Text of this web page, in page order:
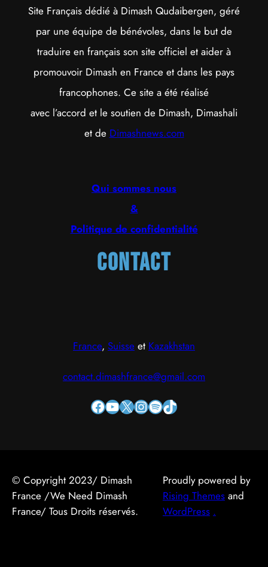
Site Français dédié à Dimash Qudaibergen, géré
par une équipe de bénévoles, dans le but de
traduire en français son site officiel et aider à
promouvoir Dimash en France et dans les pays
francophones. Ce site a été réalisé
avec l’accord et le soutien de Dimash, Dimashali
et de Dimashnews.com
Qui sommes nous
&
Politique de confidentialité
Contact
France, Suisse et Kazakhstan
contact.dimashfrance@gmail.com
Facebook YouTube X InstagramSpotify TikTok
© Copyright 2023/ Dimash
France /We Need Dimash
France/ Tous Droits réservés.
Proudly powered by
Rising Themesand
WordPress .